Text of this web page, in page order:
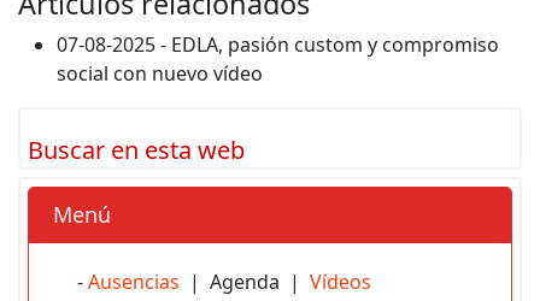
07-08-2025 - EDLA, pasión custom y compromiso
social con nuevo vídeo
Buscar en esta web
Menú
-Ausencias | Agenda | Vídeos